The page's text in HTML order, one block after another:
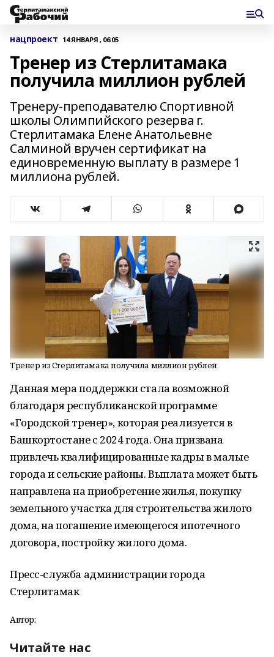
нацпроект 14 ЯНВАРЯ , 06:05
Тренер из Стерлитамака
получила миллион рублей
Тренеру-преподавателю Спортивной
школы Олимпийского резерва г.
Стерлитамака Елене Анатольевне
Салминой вручен сертификат на
единовременную выплату в размере 1
миллиона рублей.
Тренер из Стерлитамака получила миллион рублей
Данная мера поддержки стала возможной
благодаря республиканской программе
«Городской тренер», которая реализуется в
Башкортостане с 2024 года. Она призвана
привлечь квалифицированные кадры в малые
города и сельские районы. Выплата может быть
направлена на приобретение жилья, покупку
земельного участка для строительства жилого
дома, на погашение имеющегося ипотечного
договора, постройку жилого дома.
Пресс-служба администрации города
Стерлитамак
Автор:
Читайте нас